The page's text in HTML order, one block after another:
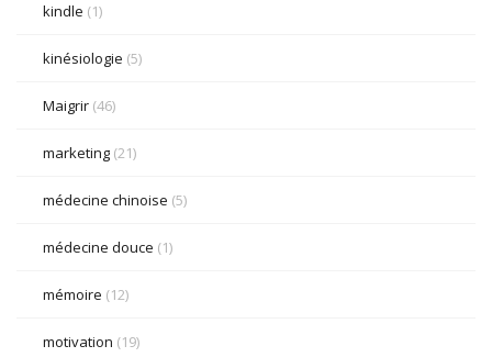
kindle (1)
kinésiologie (5)
Maigrir (46)
marketing (21)
médecine chinoise (5)
médecine douce (1)
mémoire (12)
motivation (19)